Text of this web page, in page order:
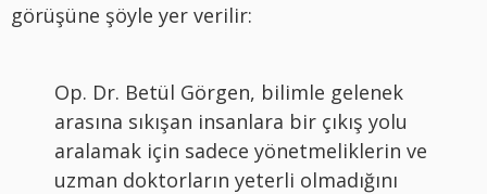
görüşüne şöyle yer verilir:
Op. Dr. Betül Görgen, bilimle gelenek
arasına sıkışan insanlara bir çıkış yolu
aralamak için sadece yönetmeliklerin ve
uzman doktorların yeterli olmadığını